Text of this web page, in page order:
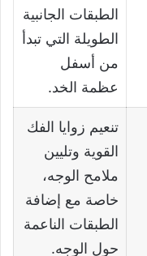
الطبقات الجانبية
الطويلة التي تبدأ
من أسفل
عظمة الخد.
تنعيم زوايا الفك
القوية وتليين
ملامح الوجه،
خاصة مع إضافة
الطبقات الناعمة
حول الوجه.